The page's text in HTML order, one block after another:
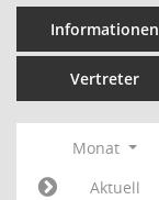
Informationen
Vertreter
Monat
Aktuell